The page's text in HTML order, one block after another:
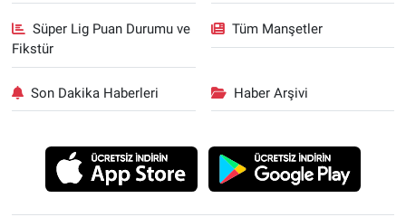
Süper Lig Puan Durumu ve
Fikstür
Tüm Manşetler
Son Dakika Haberleri Haber Arşivi